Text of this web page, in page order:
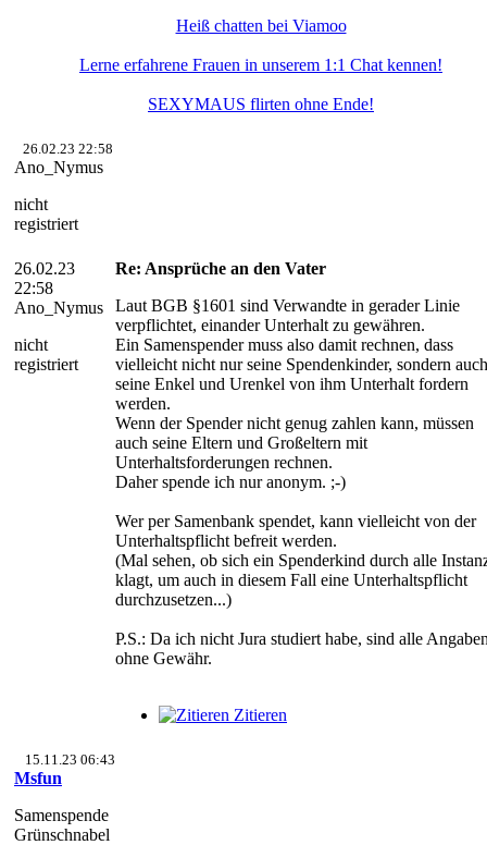
Heiß chatten bei Viamoo
Lerne erfahrene Frauen in unserem 1:1 Chat kennen!
SEXYMAUS flirten ohne Ende!
26.02.23 22:58
Ano_Nymus
nicht
registriert
26.02.23
22:58
Ano_Nymus
nicht
registriert
Re: Ansprüche an den Vater
Laut BGB §1601 sind Verwandte in gerader Linie
verpflichtet, einander Unterhalt zu gewähren.
Ein Samenspender muss also damit rechnen, dass
vielleicht nicht nur seine Spendenkinder, sondern auch
seine Enkel und Urenkel von ihm Unterhalt fordern
werden.
Wenn der Spender nicht genug zahlen kann, müssen
auch seine Eltern und Großeltern mit
Unterhaltsforderungen rechnen.
Daher spende ich nur anonym. ;-)
Wer per Samenbank spendet, kann vielleicht von der
Unterhaltspflicht befreit werden.
(Mal sehen, ob sich ein Spenderkind durch alle
klagt, um auch in diesem Fall eine Unterhaltspflicht
durchzusetzen...)
P.S.: Da ich nicht Jura studiert habe, sind alle
ohne Gewähr.
Zitieren
15.11.23 06:43
Msfun
Samenspende
Grünschnabel